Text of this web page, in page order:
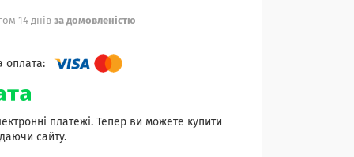
14 днів за домовленістю
платежі. Тепер ви можете купити
сайту.